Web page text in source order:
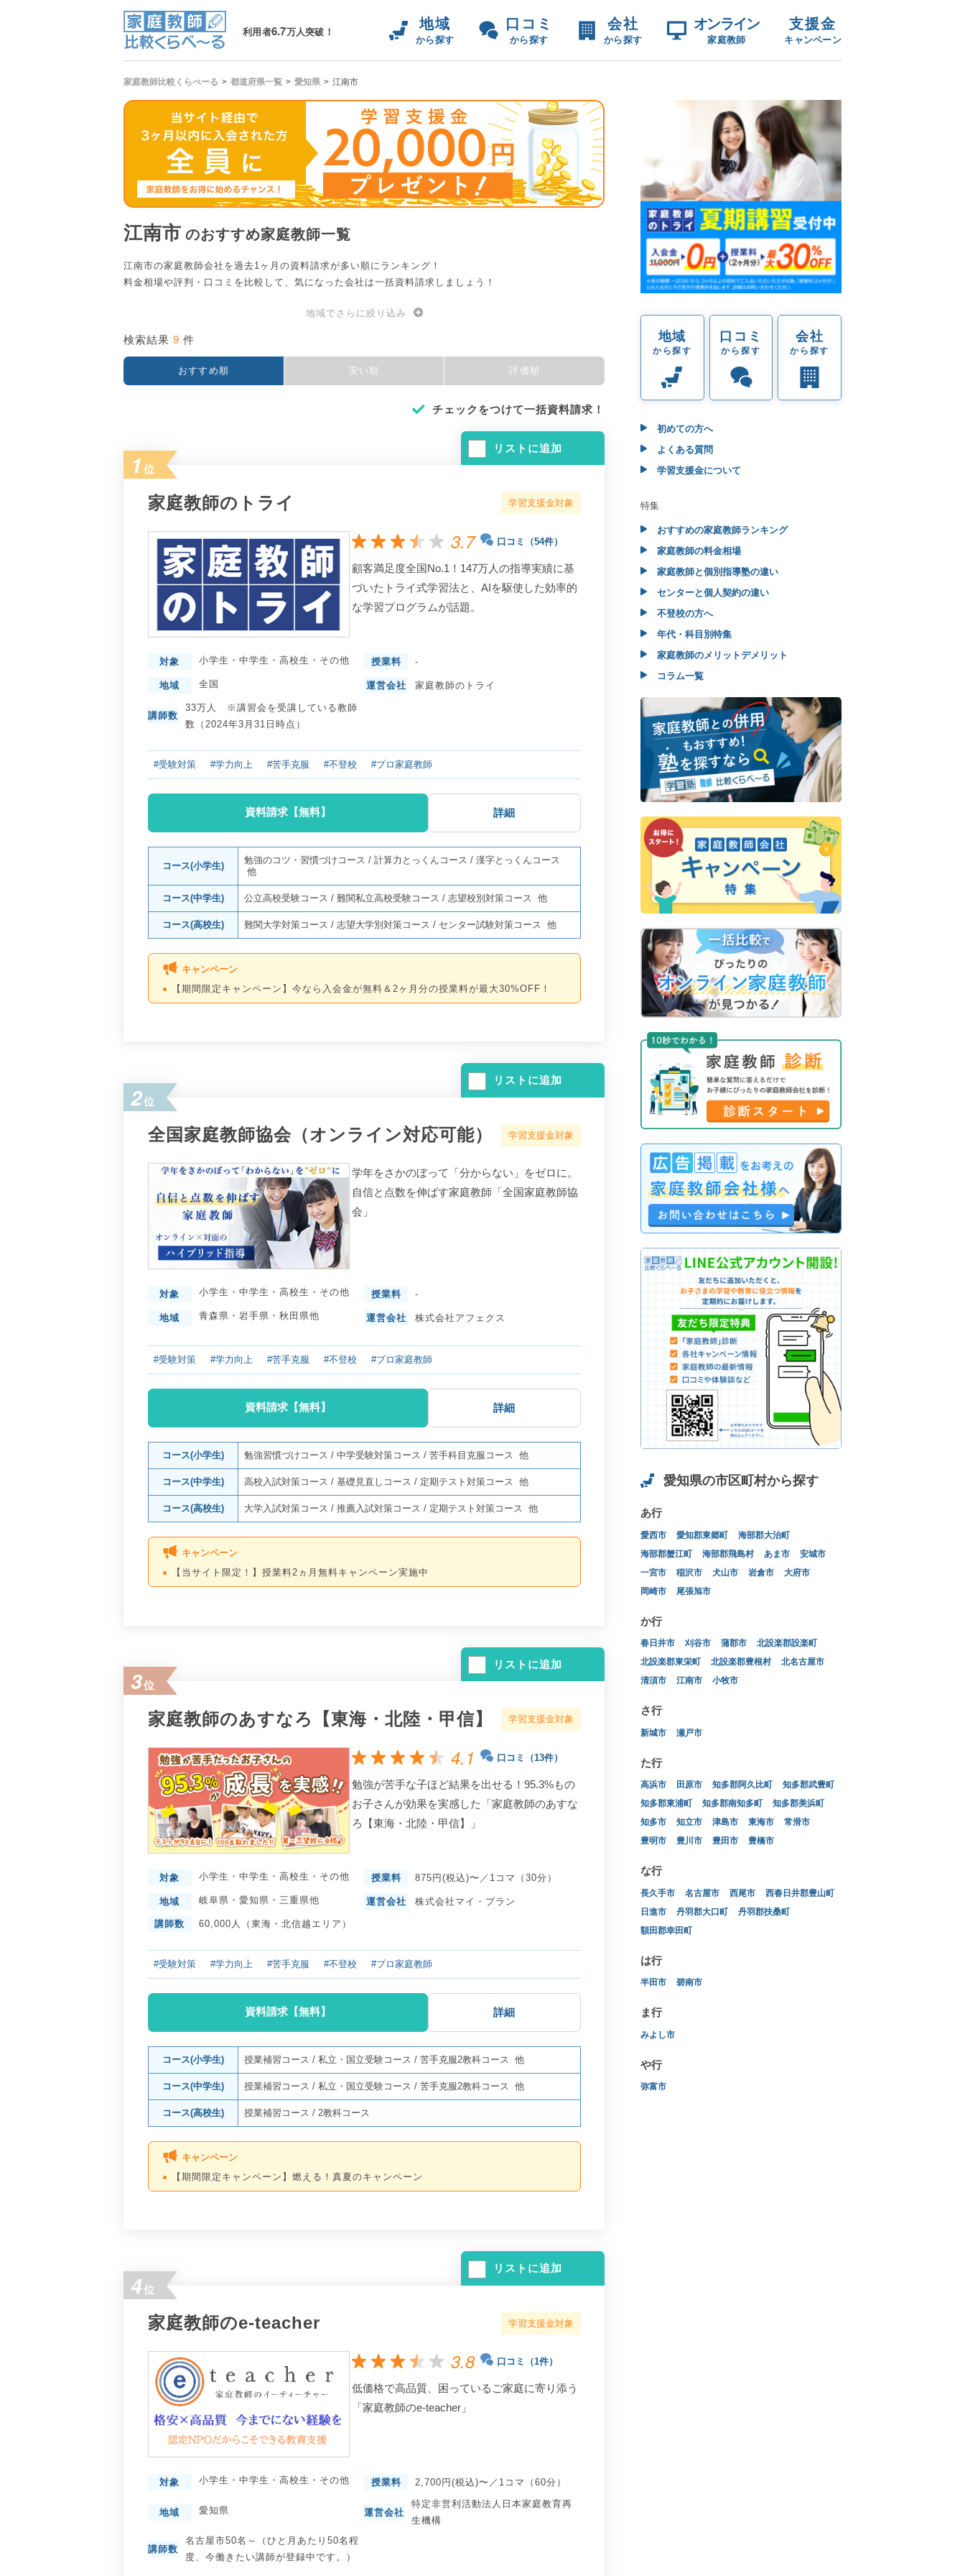
利用者6.7万人突破！
地域
から探す
口コミ
から探す
会社
から探す
オンライン
家庭教師
支援金
キャンペーン
家庭教師比較くらべーる 都道府県一覧 愛知県 江南市
江南市 のおすすめ家庭教師一覧
江南市の家庭教師会社を過去1ヶ月の資料請求が多い順にランキング！
料金相場や評判・口コミを比較して、気になった会社は一括資料請求しましょう！
地域でさらに絞り込み
検索結果 9 件
おすすめ順 安い順 評価順
チェックをつけて一括資料請求！
リストに追加
1 位
家庭教師のトライ 学習支援金対象
3.7 口コミ（54件）
顧客満足度全国No.1！147万人の指導実績に基
づいたトライ式学習法と、AIを駆使した効率的
な学習プログラムが話題。
対象 小学生 ・ 中学生 ・ 高校生 ・ その他 授業料 -
地域 全国 運営会社 家庭教師のトライ
講師数
33万人 ※講習会を受講している教師
数（2024年3月31日時点）
#受験対策 #学力向上 #苦手克服 #不登校 #プロ家庭教師
資料請求【無料】 詳細
コース(小学生)
勉強のコツ・習慣づけコース /計算力とっくんコース /漢字とっくんコース
他
コース(中学生) 公立高校受験コース /難関私立高校受験コース /志望校別対策コース 他
コース(高校生) 難関大学対策コース /志望大学別対策コース /センター試験対策コース 他
キャンペーン
【期間限定キャンペーン】今なら入会金が無料＆2ヶ月分の授業料が最大30%OFF！
リストに追加
2位
全国家庭教師協会（オンライン対応可能） 学習支援金対象
学年をさかのぼって「分からない」をゼロに。
自信と点数を伸ばす家庭教師「全国家庭教師協
会」
対象 小学生 ・ 中学生 ・ 高校生 ・ その他 授業料 -
地域 青森県 ・ 岩手県 ・ 秋田県他 運営会社 株式会社アフェクス
#受験対策 #学力向上 #苦手克服 #不登校 #プロ家庭教師
資料請求【無料】 詳細
コース(小学生) 勉強習慣づけコース /中学受験対策コース /苦手科目克服コース 他
コース(中学生) 高校入試対策コース /基礎見直しコース /定期テスト対策コース 他
コース(高校生) 大学入試対策コース /推薦入試対策コース /定期テスト対策コース 他
キャンペーン
【当サイト限定！】授業料2ヵ月無料キャンペーン実施中
リストに追加
3位
家庭教師のあすなろ【東海・北陸・甲信】 学習支援金対象
4.1 口コミ（13件）
勉強が苦手な子ほど結果を出せる！95.3%もの
お子さんが効果を実感した「家庭教師のあすな
ろ【東海・北陸・甲信】」
対象 小学生 ・ 中学生 ・ 高校生 ・ その他 授業料 875円(税込)〜／1コマ（30分）
地域 岐阜県 ・ 愛知県 ・ 三重県他 運営会社 株式会社マイ・プラン
講師数 60,000人（東海・北信越エリア）
#受験対策 #学力向上 #苦手克服 #不登校 #プロ家庭教師
資料請求【無料】 詳細
コース(小学生) 授業補習コース /私立・国立受験コース /苦手克服2教科コース 他
コース(中学生) 授業補習コース /私立・国立受験コース /苦手克服2教科コース 他
コース(高校生) 授業補習コース /2教科コース
キャンペーン
【期間限定キャンペーン】燃える！真夏のキャンペーン
リストに追加
4位
家庭教師のe-teacher 学習支援金対象
3.8 口コミ（1件）
低価格で高品質、困っているご家庭に寄り添う
「家庭教師のe-teacher」
対象 小学生 ・ 中学生 ・ 高校生 ・ その他 授業料 2,700円(税込)〜／1コマ（60分）
地域 愛知県 運営会社
特定非営利活動法人日本家庭教育再
生機構
講師数
名古屋市50名～（ひと月あたり50名程
度、今働きたい講師が登録中です。）
地域
から探す
口コミ
から探す
会社
から探す
初めての方へ
よくある質問
学習支援金について
特集
おすすめの家庭教師ランキング
家庭教師の料金相場
家庭教師と個別指導塾の違い
センターと個人契約の違い
不登校の方へ
年代・科目別特集
家庭教師のメリットデメリット
コラム一覧
愛知県の市区町村から探す
あ行
愛西市 愛知郡東郷町
海部郡大治町
海部郡蟹江町
海部郡飛島村 あま市
安城市
一宮市
稲沢市 犬山市 岩倉市
大府市
岡崎市
尾張旭市
か行
春日井市 刈谷市 蒲郡市
北設楽郡設楽町
北設楽郡東栄町
北設楽郡豊根村
北名古屋市
清須市
江南市 小牧市
さ行
新城市 瀬戸市
た行
高浜市 田原市 知多郡阿久比町
知多郡武豊町
知多郡東浦町
知多郡南知多町
知多郡美浜町
知多市
知立市 津島市 東海市
常滑市
豊明市
豊川市 豊田市 豊橋市
な行
長久手市 名古屋市 西尾市
西春日井郡豊山町
日進市
丹羽郡大口町
丹羽郡扶桑町
額田郡幸田町
は行
半田市 碧南市
ま行
みよし市
や行
弥富市